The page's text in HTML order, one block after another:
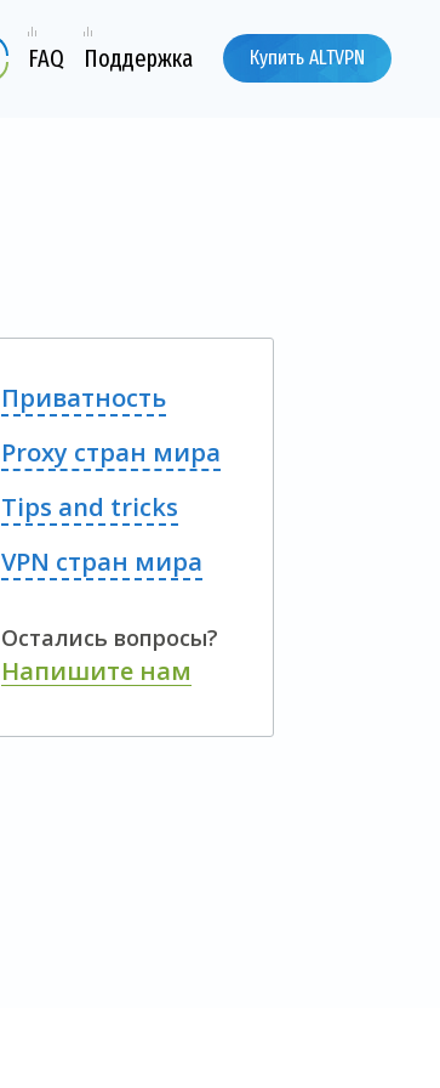
FAQ Поддержка Купить ALTVPN
Приватность
Proxy стран мира
Tips and tricks
VPN стран мира
Остались вопросы?
Напишите нам